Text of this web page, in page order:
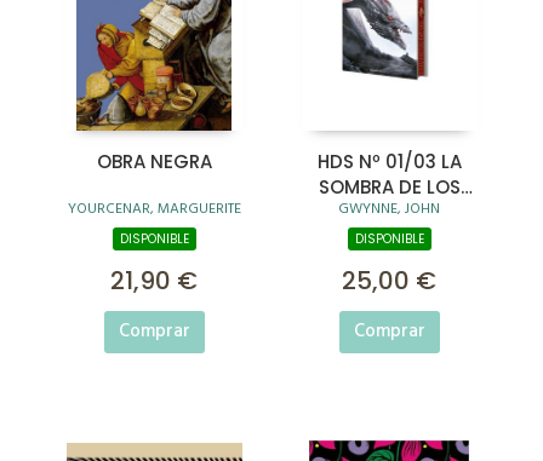
OBRA NEGRA
YOURCENAR, MARGUERITE
DISPONIBLE
21,90 €
Comprar
HDS Nº 01/03 LA
SOMBRA DE LOS
DIOSES (CANTOS
TINTADOS)
GWYNNE, JOHN
DISPONIBLE
25,00 €
Comprar